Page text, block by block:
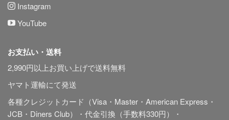
Instagram
YouTube
お支払い・送料
2,990円以上お買い上げで送料無料
ヤマト運輸にて発送
各種クレジットカード（Visa・Master・American Express・
JCB・Diners Club）・代金引換（手数料330円）・